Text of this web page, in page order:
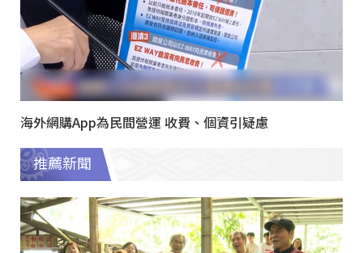
海外網購App為民間營運 收費、個資引疑慮
推薦新聞